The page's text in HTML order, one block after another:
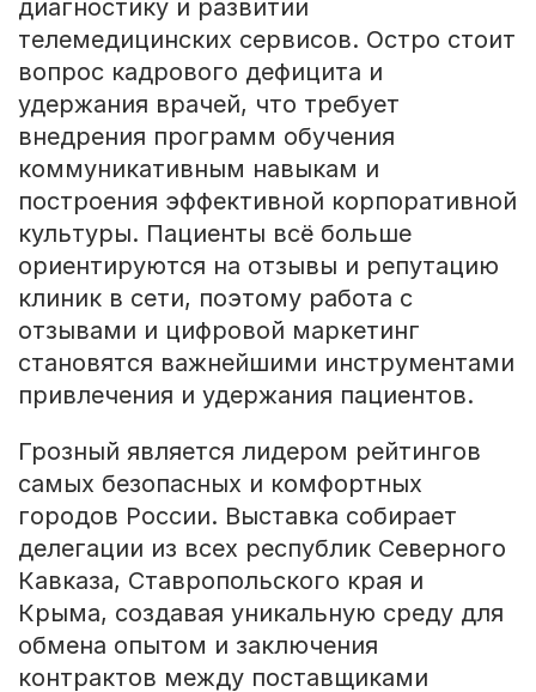
диагностику и развитии
телемедицинских сервисов. Остро стоит
вопрос кадрового дефицита и
удержания врачей, что требует
внедрения программ обучения
коммуникативным навыкам и
построения эффективной корпоративной
культуры. Пациенты всё больше
ориентируются на отзывы и репутацию
клиник в сети, поэтому работа с
отзывами и цифровой маркетинг
становятся важнейшими инструментами
привлечения и удержания пациентов.
Грозный является лидером рейтингов
самых безопасных и комфортных
городов России. Выставка собирает
делегации из всех республик Северного
Кавказа, Ставропольского края и
Крыма, создавая уникальную среду для
обмена опытом и заключения
контрактов между поставщиками